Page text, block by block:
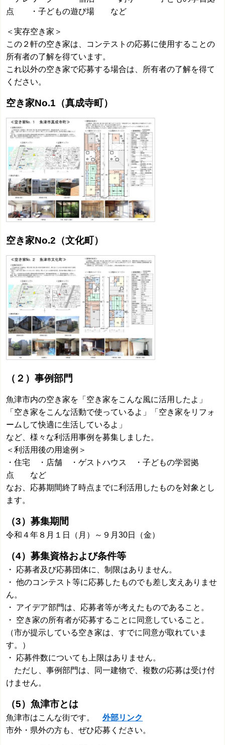
点 ・子どもの遊び場 など
＜実存空き家＞
この２軒の空き家は、コンテストの応募に使用することの
所有者の了解を得ています。
これ以外の空き家で応募する場合は、所有者の了解を得て
ください。
空き家No.1（真成寺町）
空き家No.2（文化町）
（２）事例部門
魚津市内の空き家を「空き家をこんな風に活用したよ」
「空き家をこんな活動で使っているよ」「空き家をリフォ
ームして快適に生活しているよ」
など、様々な利活用事例を募集しました。
＜利活用後の用途例＞
・住宅 ・店舗 ・ゲストハウス ・子どもの学習拠
点 など
なお、応募期間終了時点までに利活用したものを対象とし
ます。
（3）募集期間
令和４年８月１日（月）～９月30日（金）
（4）募集資格および条件等
・ 応募者及び応募団体に、制限はありません。
・ 他のコンテスト等に応募したものでも差し支えありませ
ん。
・ アイデア部門は、応募者等が考えたものであること。
・ 空き家の所有者が応募することに同意していること。
（市が提示している空き家は、すでに同意が取れていま
す。）
・ 応募件数についても上限はありません。
ただし、事例部門は、同一建物で、複数の応募は受け付
けません。
（5）魚津市とは
魚津市はこんな街です。
外部リンク
市外・県外の方も、ぜひ応募ください。